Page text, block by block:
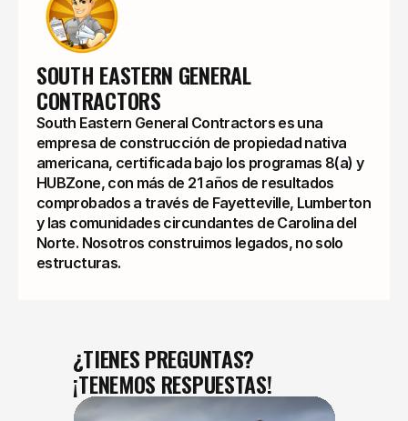
SOUTH EASTERN GENERAL
CONTRACTORS
South Eastern General Contractors es una
empresa de construcción de propiedad nativa
americana, certificada bajo los programas 8(a) y
HUBZone, con más de 21 años de resultados
comprobados a través de Fayetteville, Lumberton
y las comunidades circundantes de Carolina del
Norte. Nosotros construimos legados, no solo
estructuras.
¿TIENES PREGUNTAS?
¡TENEMOS RESPUESTAS!